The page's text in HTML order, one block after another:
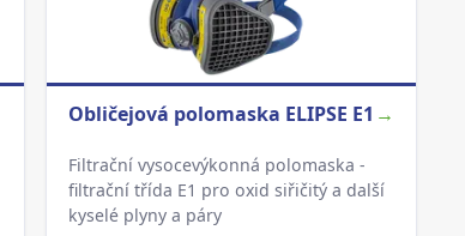
Obličejová polomaska ELIPSE E1 →
Filtrační vysocevýkonná polomaska -
filtrační třída E1 pro oxid siřičitý a další
kyselé plyny a páry